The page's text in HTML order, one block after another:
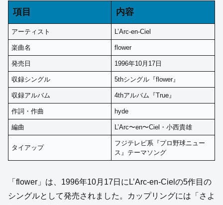
項目 内容
アーティスト L’Arc-en-Ciel
楽曲名 flower
発売日 1996年10月17日
収録シングル 5thシングル『flower』
収録アルバム 4thアルバム『True』
作詞・作曲 hyde
編曲 L’Arc〜en〜Ciel・小西貴雄
タイアップ
フジテレビ系『プロ野球ニュー
ス』テーマソング
「flower」は、1996年10月17日にL’Arc-en-Cielの5作目の
シングルとして発売されました。カップリングには「さよ